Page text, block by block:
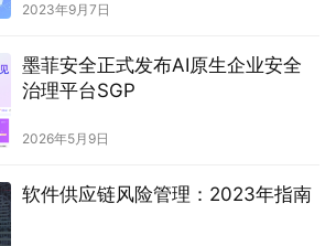
2023年9月7日
墨菲安全正式发布AI原生企业安全
治理平台SGP
2026年5月9日
软件供应链风险管理：2023年指南